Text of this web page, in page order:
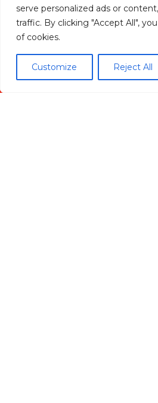
serve personalized ads or
traffic. By clicking "Accept All",
of cookies.
Customize Reject All